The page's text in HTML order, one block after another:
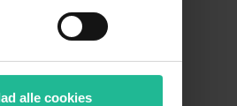
alle cookies